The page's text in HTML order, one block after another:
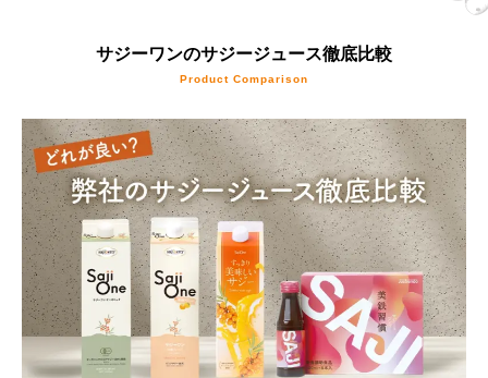
サジーワンのサジージュース徹底比較